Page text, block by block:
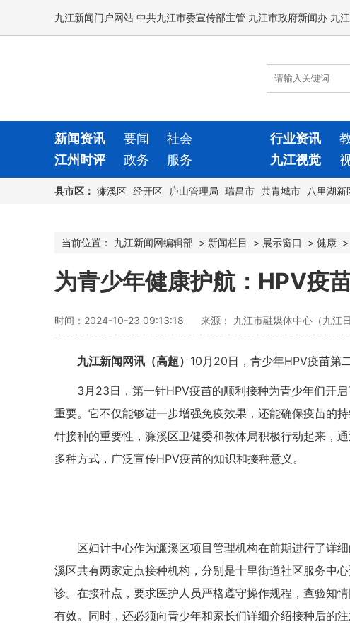
九江新闻门户网站 中共九江市委宣传部主管 九江市政府新闻办 九
新闻资讯 要闻 社会 行业资讯
江州时评
政务 服务 九江视觉
县市区： 濂溪区 经开区 庐山管理局 瑞昌市 共青城市 八里湖新
当前位置： 九江新闻网编辑部 > 新闻栏目 > 展示窗口 > 健康 >
为青少年健康护航：HPV疫
时间：2024-10-23 09:13:18 来源： 九江市融媒体中心（九江
九江新闻网讯（高超） 10月20日，青少年HPV疫苗第
3月23日，第一针HPV疫苗的顺利接种为青少年们开
重要。它不仅能够进一步增强免疫效果，还能确保疫苗的
针接种的重要性，濂溪区卫健委和教体局积极行动起来，
多种方式，广泛宣传HPV疫苗的知识和接种意义。
区妇计中心作为濂溪区项目管理机构在前期进行了详
溪区共有两家定点接种机构，分别是十里街道社区服务中
诊。在接种点，要求医护人员严格遵守操作规程，查验知
有效。同时，还必须向青少年和家长们详细介绍接种后的